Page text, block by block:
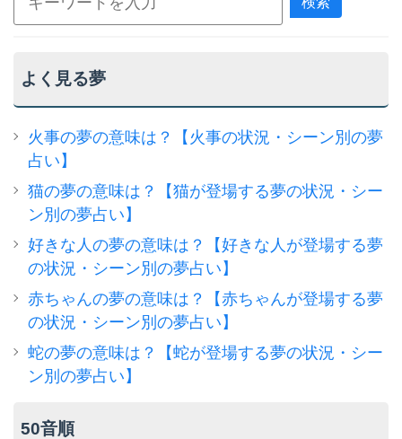
よく見る夢
火事の夢の意味は？【火事の状況・シーン別の夢
占い】
猫の夢の意味は？【猫が登場する夢の状況・シー
ン別の夢占い】
好きな人の夢の意味は？【好きな人が登場する夢
の状況・シーン別の夢占い】
赤ちゃんの夢の意味は？【赤ちゃんが登場する夢
の状況・シーン別の夢占い】
蛇の夢の意味は？【蛇が登場する夢の状況・シー
ン別の夢占い】
50音順